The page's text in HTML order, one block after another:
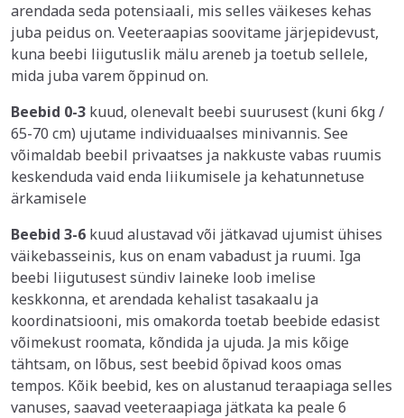
arendada seda potensiaali, mis selles väikeses kehas
juba peidus on. Veeteraapias soovitame järjepidevust,
kuna beebi liigutuslik mälu areneb ja toetub sellele,
mida juba varem õppinud on.
Beebid 0-3 kuud, olenevalt beebi suurusest (kuni 6kg /
65-70 cm) ujutame individuaalses minivannis. See
võimaldab beebil privaatses ja nakkuste vabas ruumis
keskenduda vaid enda liikumisele ja kehatunnetuse
ärkamisele
Beebid 3-6 kuud alustavad või jätkavad ujumist ühises
väikebasseinis, kus on enam vabadust ja ruumi. Iga
beebi liigutusest sündiv laineke loob imelise
keskkonna, et arendada kehalist tasakaalu ja
koordinatsiooni, mis omakorda toetab beebide edasist
võimekust roomata, kõndida ja ujuda. Ja mis kõige
tähtsam, on lõbus, sest beebid õpivad koos omas
tempos. Kõik beebid, kes on alustanud teraapiaga selles
vanuses, saavad veeteraapiaga jätkata ka peale 6